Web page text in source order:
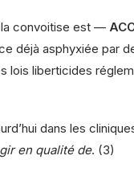
la convoitise est —
déjà asphyxiée par
lois liberticides
dans les
en qualité de. (3)